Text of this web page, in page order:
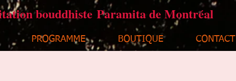
bouddhiste Paramita de Montréal
PROGRAMME BOUTIQUE CONTACT